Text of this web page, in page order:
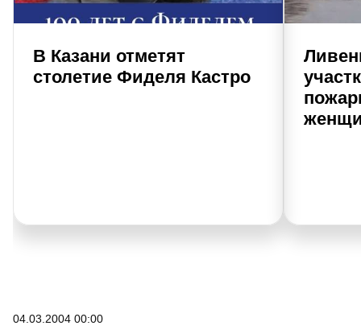
В Казани отметят
столетие Фиделя Кастро
04.03.2004 00:00